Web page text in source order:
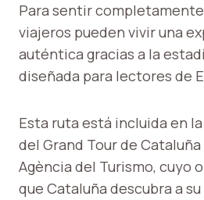
Para sentir
viajeros pueden vivir una
auténtica gracias a la
diseñada para lectores de
Esta ruta está incluida en
del Grand Tour de
Agència del Turismo, cuyo
que Cataluña descubra a